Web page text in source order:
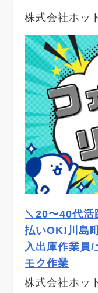
株式会社ホッ
＼20〜40代活
払いOK!川島
入出庫作業員
モク作業
株式会社ホッ